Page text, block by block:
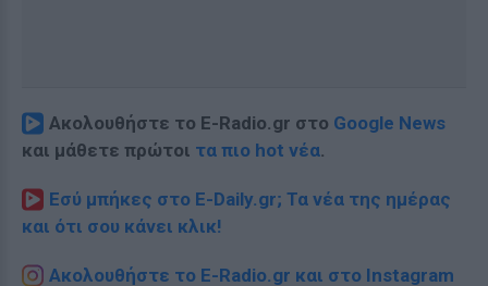
Ακολουθήστε το E-Radio.gr στο Google News
και μάθετε πρώτοι τα πιο hot νέα.
Εσύ μπήκες στο E-Daily.gr; Τα νέα της ημέρας
και ότι σου κάνει κλικ!
Ακολουθήστε το E-Radio.gr και στο Instagram